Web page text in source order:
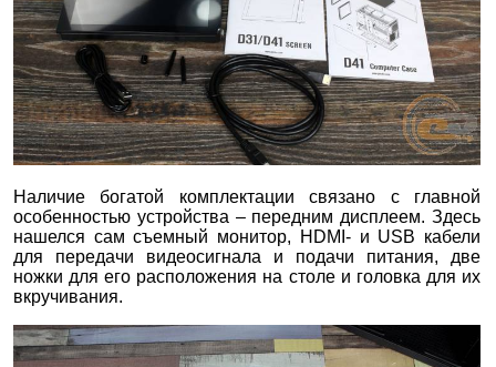
Наличие богатой комплектации связано с главной
особенностью устройства – передним дисплеем. Здесь
нашелся сам съемный монитор, HDMI- и USB кабели
для передачи видеосигнала и подачи питания, две
ножки для его расположения на столе и головка для их
вкручивания.